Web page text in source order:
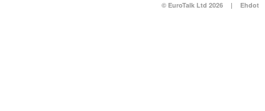
© EuroTalk Ltd 2026 | Ehdot